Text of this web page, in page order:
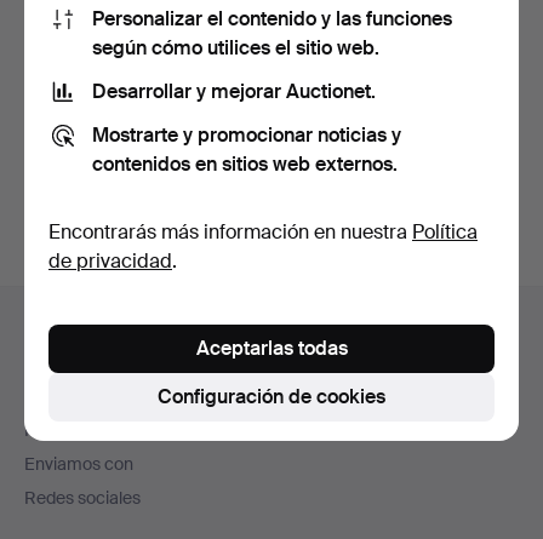
190 USD
Suscribir búsqueda
También puedes buscar ennuestro archivo de
subastas concluidas.
en
de
página
Ayuda y contacto
Contacta con el servicio de atención al cliente
Todas las casas de subastas
Modos de pago
Enviamos con
Redes sociales
Personalizar el contenido y las funciones
según cómo utilices el sitio web.
Desarrollar y mejorar Auctionet.
Mostrarte y promocionar noticias y
contenidos en sitios web externos.
Encontrarás más información en nuestra Política
de privacidad.
Configuración de cookies
Aceptarlas todas